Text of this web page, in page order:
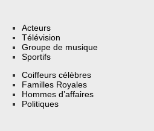
Acteurs
Télévision
Groupe de musique
Sportifs
Coiffeurs célèbres
Familles Royales
Hommes d’affaires
Politiques